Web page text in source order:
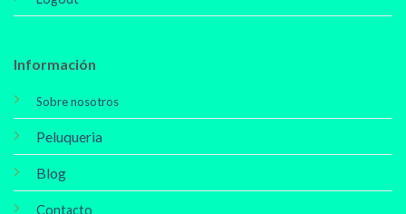
Información
Sobre nosotros
Peluqueria
Blog
Contacto